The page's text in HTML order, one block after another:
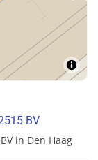
BV
in Den Haag